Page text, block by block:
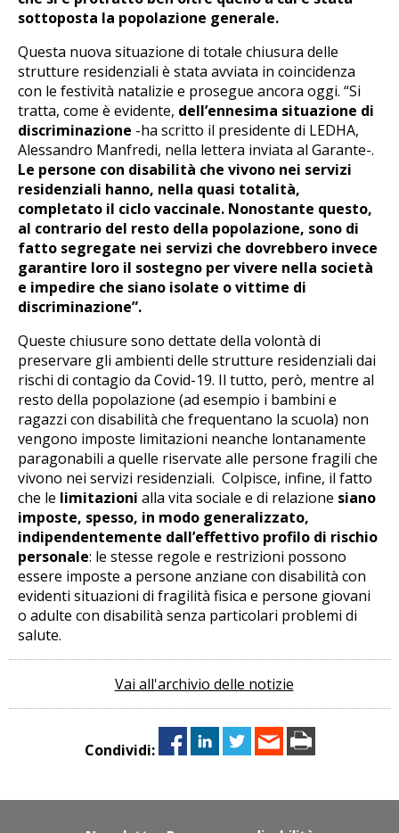
sottoposta la popolazione generale.
Questa nuova situazione di totale chiusura delle
strutture residenziali è stata avviata in coincidenza
con le festività natalizie e prosegue ancora oggi. “Si
tratta, come è evidente, dell’ennesima situazione di
discriminazione -ha scritto il presidente di LEDHA,
Alessandro Manfredi, nella lettera inviata al Garante-.
Le persone con disabilità che vivono nei servizi
residenziali hanno, nella quasi totalità,
completato il ciclo vaccinale. Nonostante questo,
al contrario del resto della popolazione, sono di
fatto segregate nei servizi che dovrebbero invece
garantire loro il sostegno per vivere nella società
e impedire che siano isolate o vittime di
discriminazione”.
Queste chiusure sono dettate della volontà di
preservare gli ambienti delle strutture residenziali dai
rischi di contagio da Covid-19. Il tutto, però, mentre al
resto della popolazione (ad esempio i bambini e
ragazzi con disabilità che frequentano la scuola) non
vengono imposte limitazioni neanche lontanamente
paragonabili a quelle riservate alle persone fragili che
vivono nei servizi residenziali. Colpisce, infine, il fatto
che le limitazioni alla vita sociale e di relazione siano
imposte, spesso, in modo generalizzato,
indipendentemente dall’effettivo profilo di rischio
personale: le stesse regole e restrizioni possono
essere imposte a persone anziane con disabilità con
evidenti situazioni di fragilità fisica e persone giovani
o adulte con disabilità senza particolari problemi di
salute.
Vai all'archivio delle notizie
Condividi: